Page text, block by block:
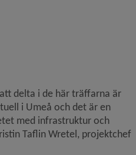
delta i de här träffarna är
i Umeå och det är en
med infrastruktur och
Taflin Wretel, projektchef